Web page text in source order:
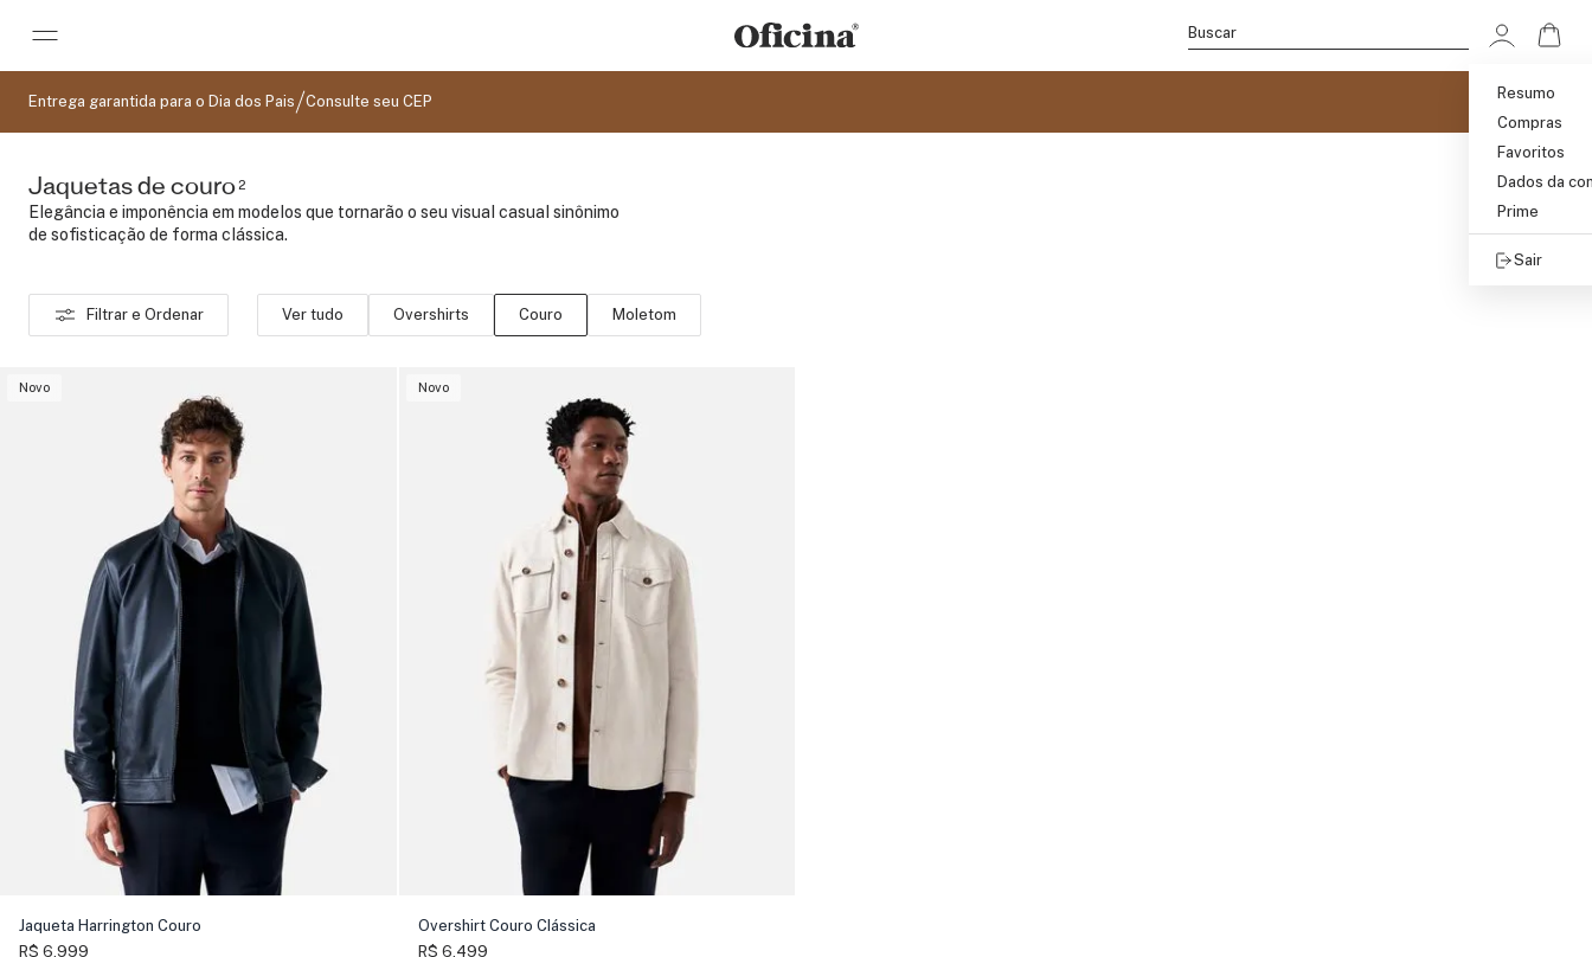
Buscar
Resumo
Compras
Favoritos
Dados da
Prime
Sair
Ir
Entrega garantida para o Dia dos Pais Consulte seu CEP
Jaquetas de couro2
Elegância e imponência em modelos que tornarão o seu visual casual sinônimo
de sofisticação de forma clássica.
Filtrar e Ordenar Ver tudo Overshirts Couro Moletom
Novo
Jaqueta Harrington Couro
R$ 6.999
Novo
Overshirt Couro Clássica
R$ 6.499